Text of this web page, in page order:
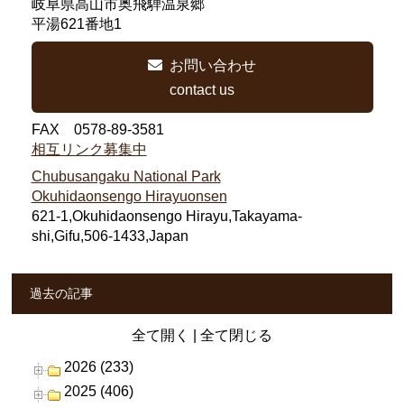
岐阜県高山市奥飛騨温泉郷
平湯621番地1
お問い合わせ
contact us
FAX 0578-89-3581
相互リンク募集中
Chubusangaku National Park
Okuhidaonsengo Hirayuonsen
621-1,Okuhidaonsengo Hirayu,Takayama-
shi,Gifu,506-1433,Japan
過去の記事
全て開く 全て閉じる
2026 (233)
2025 (406)